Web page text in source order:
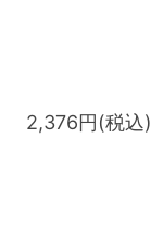
2,376円(税込)